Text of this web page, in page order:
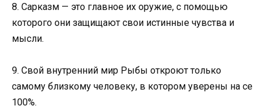
8. Сарказм — это главное их оружие, с помощью
которого они защищают свои истинные чувства и
мысли.
9. Свой внутренний мир Рыбы откроют только
самому близкому человеку, в котором уверены на се
100%.